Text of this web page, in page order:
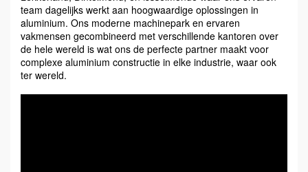
team dagelijks werkt aan hoogwaardige oplossingen in
aluminium. Ons moderne machinepark en ervaren
vakmensen gecombineerd met verschillende kantoren over
de hele wereld is wat ons de perfecte partner maakt voor
complexe aluminium constructie in elke industrie, waar ook
ter wereld.